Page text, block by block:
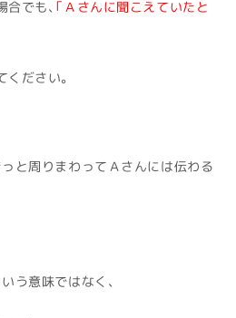
でも、
「Ａさんに聞こえていたと
ださい。
っと周りまわってＡさんには伝わる
う意味ではなく、